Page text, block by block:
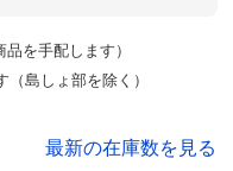
品を手配します）
島しょ部を除く）
最新の在庫数を見る